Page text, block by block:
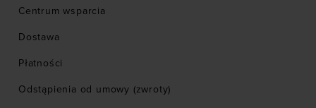
Centrum wsparcia
Dostawa
Płatności
Odstąpienia od umowy (zwroty)